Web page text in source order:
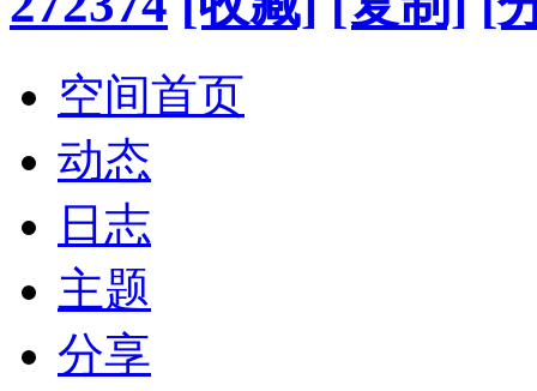
空间首页
动态
日志
主题
分享